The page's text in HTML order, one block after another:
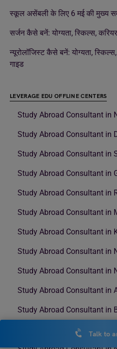
स्कूल असेंबली के लिए 6 मई की मुख्य
सर्जन कैसे बनें: योग्यता, स्किल्स,
न्यूरोलॉजिस्ट कैसे बनें: योग्यता,
गाइड
LEVERAGE EDU OFFLINE CENTERS
Study Abroad Consultant in
Study Abroad Consultant in
Study Abroad Consultant in
Study Abroad Consultant in
Study Abroad Consultant in
Study Abroad Consultant in
Study Abroad Consultant in
Study Abroad Consultant in
Study Abroad Consultant in
Study Abroad Consultant in
Study Abroad Consultant in
Study Abroad Consultant in
Talk to